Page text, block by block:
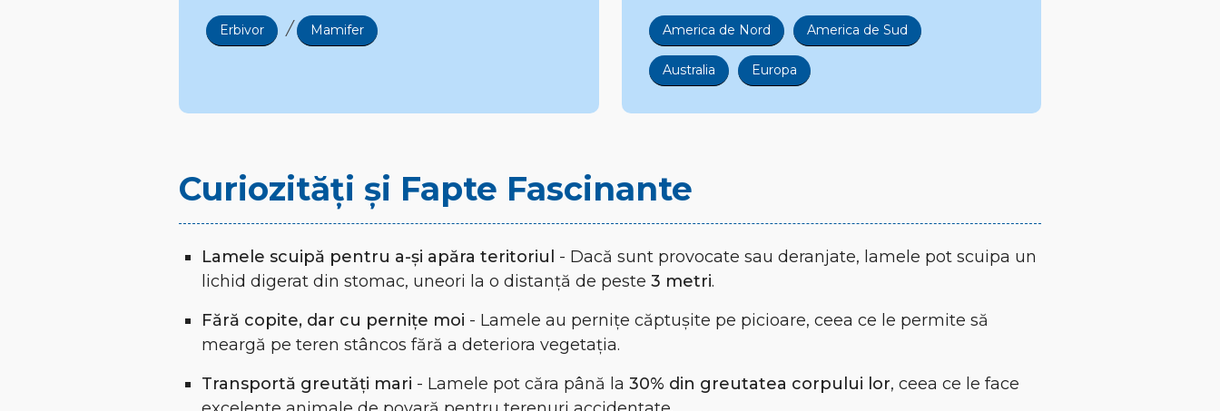
Erbivor / Mamifer America de Nord America de Sud
Australia Europa
Curiozități și Fapte Fascinante
Lamele scuipă pentru a-și apăra teritoriul - Dacă sunt provocate sau deranjate, lamele pot scuipa un
lichid digerat din stomac, uneori la o distanță de peste 3 metri.
Fără copite, dar cu pernițe moi - Lamele au pernițe căptușite pe picioare, ceea ce le permite să
meargă pe teren stâncos fără a deteriora vegetația.
Transportă greutăți mari - Lamele pot căra până la 30% din greutatea corpului lor, ceea ce le face